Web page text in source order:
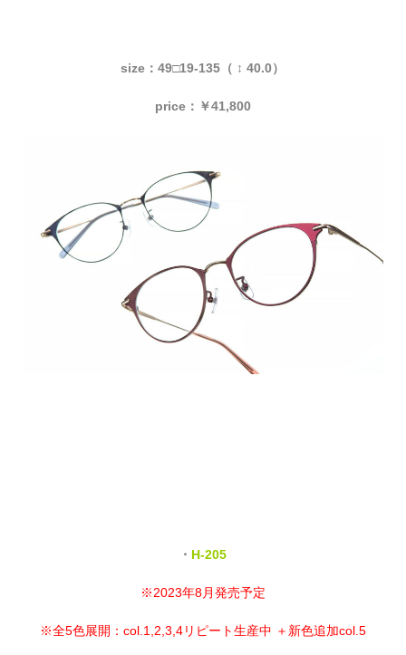
size：49□19-135（ ↕ 40.0）
price：￥41,800
・ H-205
※2023年8月発売予定
※全5色展開：col.1,2,3,4リピート生産中 ＋新色追加col.5